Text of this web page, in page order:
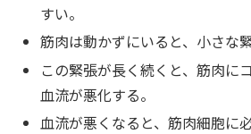
すい。
筋肉は動かずにいると、小さな
この緊張が長く続くと、筋肉に
血流が悪化する。
血流が悪くなると、筋肉細胞に